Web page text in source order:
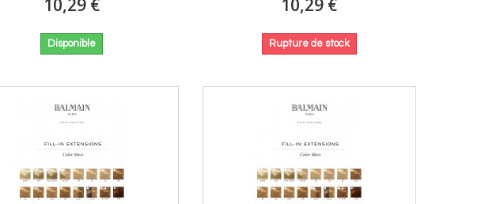
10,29 €
Disponible
10,29 €
Rupture de stock